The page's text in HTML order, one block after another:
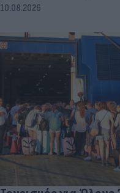
10.08.2026